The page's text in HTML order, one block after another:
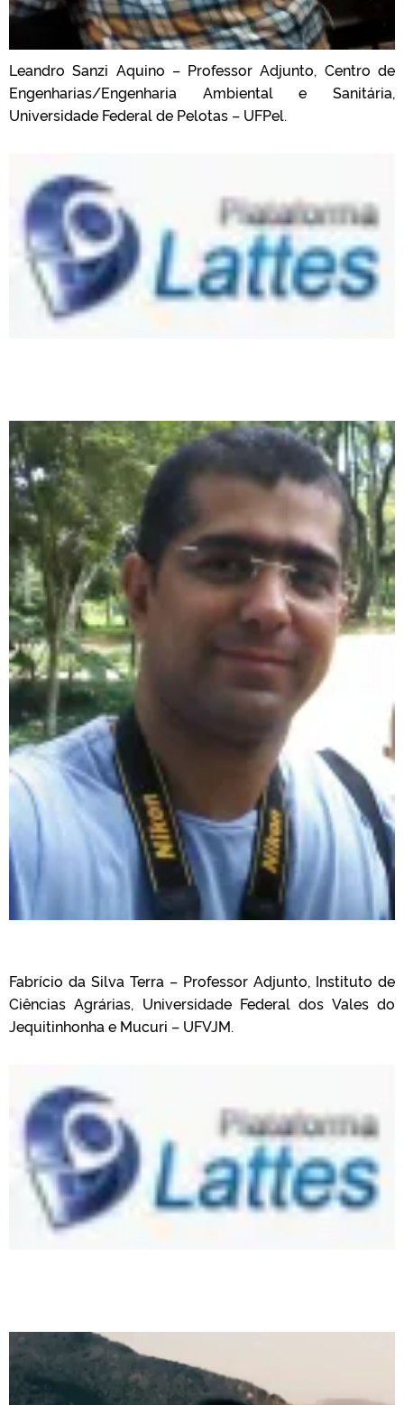
Leandro Sanzi Aquino – Professor Adjunto, Centro de
Engenharias/Engenharia Ambiental e Sanitária,
Universidade Federal de Pelotas – UFPel.
Fabrício da Silva Terra – Professor Adjunto, Instituto de
Ciências Agrárias, Universidade Federal dos Vales do
Jequitinhonha e Mucuri – UFVJM.